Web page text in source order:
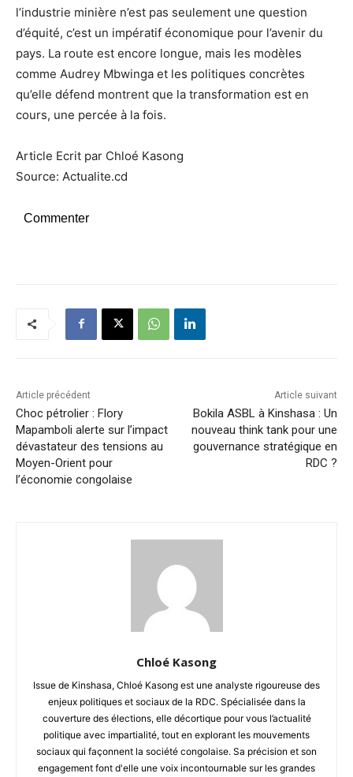
l’industrie minière n’est pas seulement une question
d’équité, c’est un impératif économique pour l’avenir du
pays. La route est encore longue, mais les modèles
comme Audrey Mbwinga et les politiques concrètes
qu’elle défend montrent que la transformation est en
cours, une percée à la fois.
Article Ecrit par Chloé Kasong
Source: Actualite.cd
Commenter
Article précédent
Choc pétrolier : Flory
Mapamboli alerte sur l’impact
dévastateur des tensions au
Moyen-Orient pour
l’économie congolaise
Article suivant
Bokila ASBL à Kinshasa : Un
nouveau think tank pour une
gouvernance stratégique en
RDC ?
Chloé Kasong
Issue de Kinshasa, Chloé Kasong est une analyste rigoureuse des
enjeux politiques et sociaux de la RDC. Spécialisée dans la
couverture des élections, elle décortique pour vous l’actualité
politique avec impartialité, tout en explorant les mouvements
sociaux qui façonnent la société congolaise. Sa précision et son
engagement font d'elle une voix incontournable sur les grandes